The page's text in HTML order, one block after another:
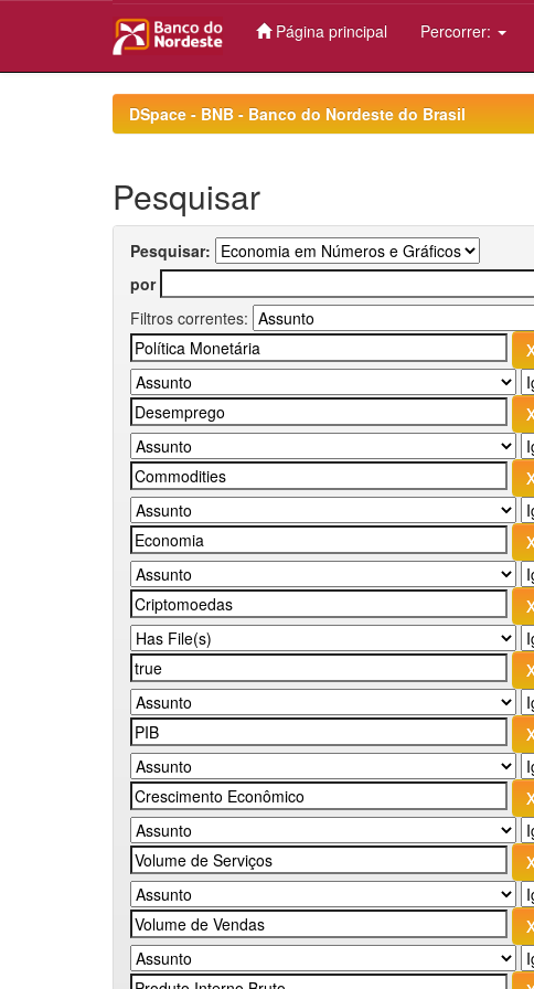
Página principal Percorrer:
DSpace - BNB - Banco do Nordeste do Brasil
Pesquisar
Pesquisar:
por
Filtros correntes: